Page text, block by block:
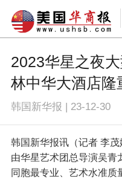
2023华星之夜
林中华大酒店隆
韩国新华报 | 23-12-30
韩国新华报讯（记者 李茂
由华星艺术团总导演吴青
同胞最专业、艺术水准质